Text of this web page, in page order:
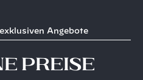
Angebote
Preise